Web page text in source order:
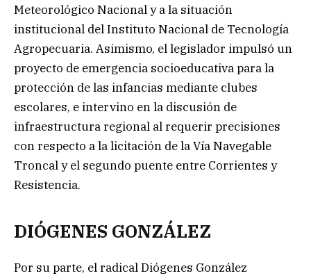
Meteorológico Nacional y a la situación
institucional del Instituto Nacional de Tecnología
Agropecuaria. Asimismo, el legislador impulsó un
proyecto de emergencia socioeducativa para la
protección de las infancias mediante clubes
escolares, e intervino en la discusión de
infraestructura regional al requerir precisiones
con respecto a la licitación de la Vía Navegable
Troncal y el segundo puente entre Corrientes y
Resistencia.
DIÓGENES GONZÁLEZ
Por su parte, el radical Diógenes González